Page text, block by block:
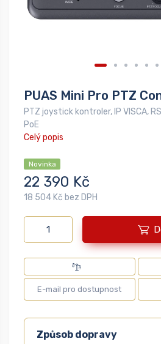
PUAS Mini Pro PTZ
PTZ joystick kontroler, IP VISCA,
PoE
Celý popis
Novinka
22 390 Kč
18 504 Kč bez DPH
Způsob dopravy